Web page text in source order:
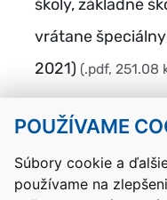
POUŽÍVAME
Súbory cookie a
používame na
školy, základné
vrátane
2021) (.pdf, 251.08
Kontakty Mapa stránky